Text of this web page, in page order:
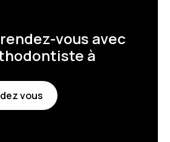
vous avec
à
vous